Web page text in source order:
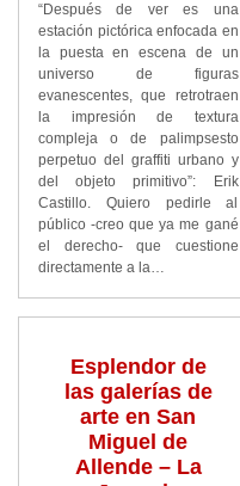
“Después de ver es una
estación pictórica enfocada en
la puesta en escena de un
universo de figuras
evanescentes, que retrotraen
la impresión de textura
compleja o de palimpsesto
perpetuo del graffiti urbano y
del objeto primitivo”: Erik
Castillo. Quiero pedirle al
público -creo que ya me gané
el derecho- que cuestione
directamente a la…
Esplendor de
las galerías de
arte en San
Miguel de
Allende – La